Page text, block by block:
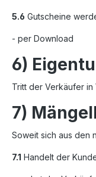
5.6 Gutscheine
- per Download
6)
Tritt der Verkäufer
7)
Soweit sich aus den
7.1 Handelt der